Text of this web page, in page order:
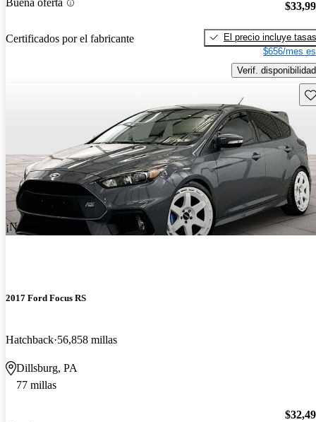
Buena oferta
Certificados por el fabricante
El precio incluye tasas
$656/mes
Verif. disponibilidad
¡Nuevo!
2017 Ford Focus RS
Hatchback 56,858 millas
Dillsburg, PA
77 millas